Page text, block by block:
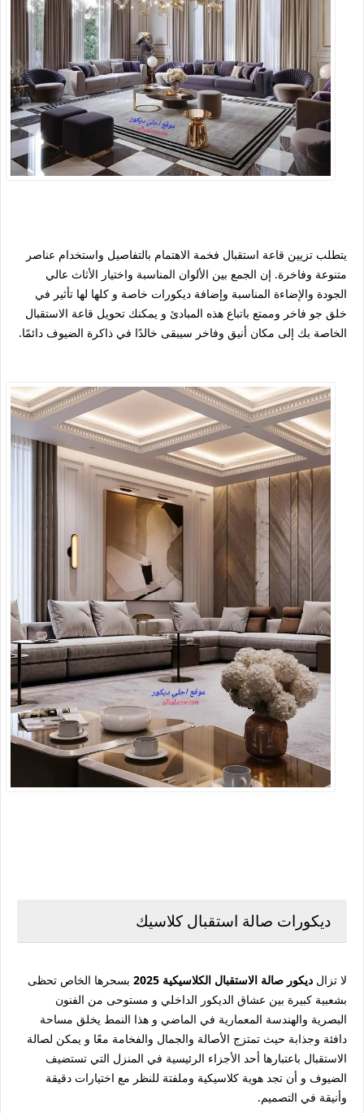
يتطلب تزيين قاعة استقبال فخمة الاهتمام بالتفاصيل واستخدام عناصر
متنوعة وفاخرة. إن الجمع بين الألوان المناسبة واختيار الأثاث عالي
الجودة والإضاءة المناسبة وإضافة ديكورات خاصة و كلها لها تأثير في
خلق جو فاخر وممتع باتباع هذه المبادئ و يمكنك تحويل قاعة الاستقبال
الخاصة بك إلى مكان أنيق وفاخر سيبقى خالدًا في ذاكرة الضيوف دائمًا.
ديكورات صالة استقبال كلاسيك
لا تزال ديكور صالة الاستقبال الكلاسيكية 2025
بسحرها الخاص تحظى
بشعبية كبيرة بين عشاق الديكور الداخلي و مستوحى من الفنون
البصرية والهندسة المعمارية في الماضي و هذا النمط يخلق مساحة
دافئة وجذابة حيث تمتزج الأصالة والجمال والفخامة معًا و يمكن لصالة
الاستقبال باعتبارها أحد الأجزاء الرئيسية في المنزل التي تستضيف
الضيوف و أن تجد هوية كلاسيكية وملفتة للنظر مع اختيارات دقيقة
وأنيقة في التصميم.